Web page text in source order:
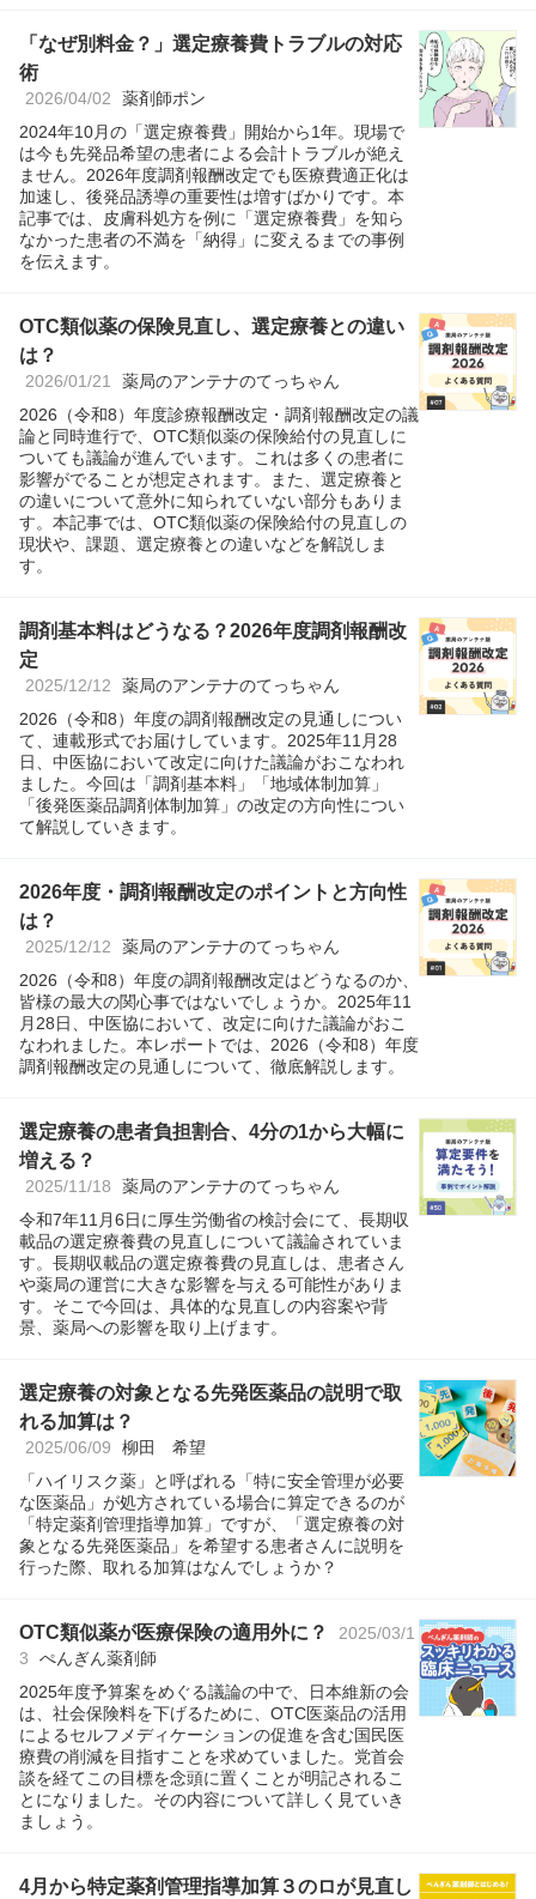
「なぜ別料金？」選定療養費トラブルの対応
術
2026/04/02 薬剤師ポン
2024年10月の「選定療養費」開始から1年。現場で
は今も先発品希望の患者による会計トラブルが絶え
ません。2026年度調剤報酬改定でも医療費適正化は
加速し、後発品誘導の重要性は増すばかりです。本
記事では、皮膚科処方を例に「選定療養費」を知ら
なかった患者の不満を「納得」に変えるまでの事例
を伝えます。
OTC類似薬の保険見直し、選定療養との違い
は？
2026/01/21 薬局のアンテナのてっちゃん
2026（令和8）年度診療報酬改定・調剤報酬改定の議
論と同時進行で、OTC類似薬の保険給付の見直しに
ついても議論が進んでいます。これは多くの患者に
影響がでることが想定されます。また、選定療養と
の違いについて意外に知られていない部分もありま
す。本記事では、OTC類似薬の保険給付の見直しの
現状や、課題、選定療養との違いなどを解説しま
す。
調剤基本料はどうなる？2026年度調剤報酬改
定
2025/12/12 薬局のアンテナのてっちゃん
2026（令和8）年度の調剤報酬改定の見通しについ
て、連載形式でお届けしています。2025年11月28
日、中医協において改定に向けた議論がおこなわれ
ました。今回は「調剤基本料」「地域体制加算」
「後発医薬品調剤体制加算」の改定の方向性につい
て解説していきます。
2026年度・調剤報酬改定のポイントと方向性
は？
2025/12/12 薬局のアンテナのてっちゃん
2026（令和8）年度の調剤報酬改定はどうなるのか、
皆様の最大の関心事ではないでしょうか。2025年11
月28日、中医協において、改定に向けた議論がおこ
なわれました。本レポートでは、2026（令和8）年度
調剤報酬改定の見通しについて、徹底解説します。
選定療養の患者負担割合、4分の1から大幅に
増える？
2025/11/18 薬局のアンテナのてっちゃん
令和7年11月6日に厚生労働省の検討会にて、長期収
載品の選定療養費の見直しについて議論されていま
す。長期収載品の選定療養費の見直しは、患者さん
や薬局の運営に大きな影響を与える可能性がありま
す。そこで今回は、具体的な見直しの内容案や背
景、薬局への影響を取り上げます。
選定療養の対象となる先発医薬品の説明で取
れる加算は？
2025/06/09 柳田 希望
「ハイリスク薬」と呼ばれる「特に安全管理が必要
な医薬品」が処方されている場合に算定できるのが
「特定薬剤管理指導加算」ですが、「選定療養の対
象となる先発医薬品」を希望する患者さんに説明を
行った際、取れる加算はなんでしょうか？
OTC類似薬が医療保険の適用外に？
2025/03/1
3
ぺんぎん薬剤師
2025年度予算案をめぐる議論の中で、日本維新の会
は、社会保険料を下げるために、OTC医薬品の活用
によるセルフメディケーションの促進を含む国民医
療費の削減を目指すことを求めていました。党首会
談を経てこの目標を念頭に置くことが明記されるこ
とになりました。その内容について詳しく見ていき
ましょう。
4月から特定薬剤管理指導加算３のロが見直し